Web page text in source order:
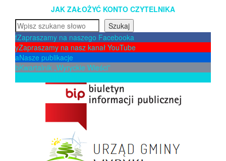
JAK ZAŁOŻYĆ KONTO CZYTELNIKA
Szukaj
Szukaj
fZapraszamy na naszego Facebooka
yZapraszamy na nasz kanał YouTube
aNasze publikacje
bKwartalnik „Wyryckie Wieści”